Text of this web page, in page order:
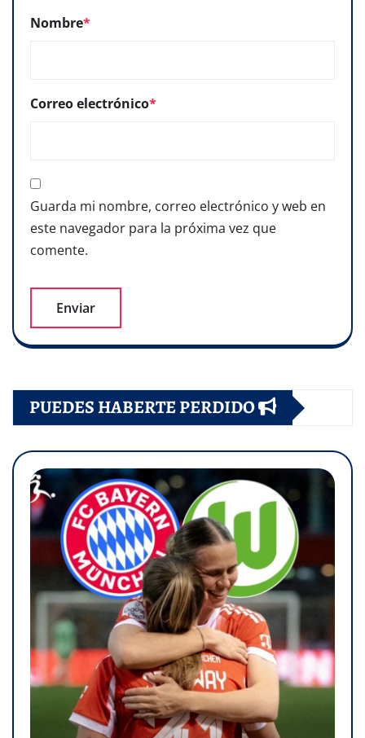
Nombre*
Correo electrónico*
Guarda mi nombre, correo electrónico y web en
este navegador para la próxima vez que
comente.
PUEDES HABERTE PERDIDO